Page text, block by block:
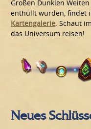
Großen Dunklen
enthüllt wurden, findet
Kartengalerie . Schaut
das Universum reisen!
Neues